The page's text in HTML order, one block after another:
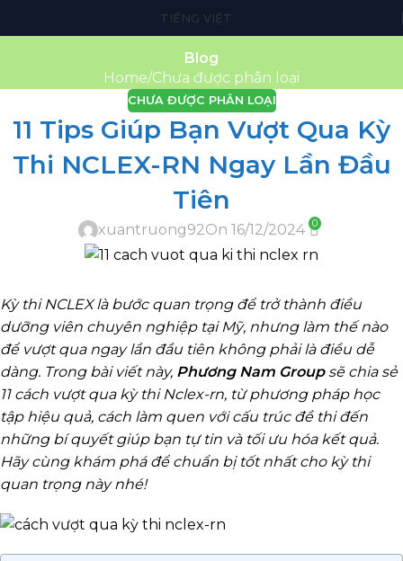
TIẾNG VIỆT
Blog
Home Chưa được phân loại
CHƯA ĐƯỢC PHÂN LOẠI
11 Tips Giúp Bạn Vượt Qua Kỳ
Thi NCLEX-RN Ngay Lần Đầu
Tiên
xuantruong92On 16/12/2024 0
Kỳ thi NCLEX là bước quan trọng để trở thành điều
dưỡng viên chuyên nghiệp tại Mỹ, nhưng làm thế nào
để vượt qua ngay lần đầu tiên không phải là điều dễ
dàng. Trong bài viết này, Phương Nam Groupsẽ chia sẻ
11 cách vượt qua kỳ thi Nclex-rn, từ phương pháp học
tập hiệu quả, cách làm quen với cấu trúc đề thi đến
những bí quyết giúp bạn tự tin và tối ưu hóa kết quả.
Hãy cùng khám phá để chuẩn bị tốt nhất cho kỳ thi
quan trọng này nhé!